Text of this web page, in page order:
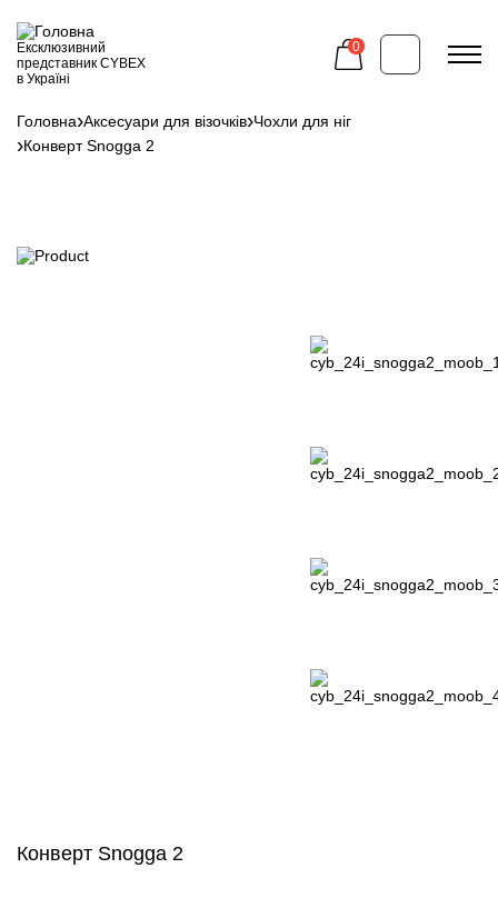
до
основного
вмісту
Ексклюзивний
представник CYBEX
в Україні
0
навіґації
Головна Аксесуари для візочків Чохли для ніг
Конверт Snogga 2
Конверт Snogga 2